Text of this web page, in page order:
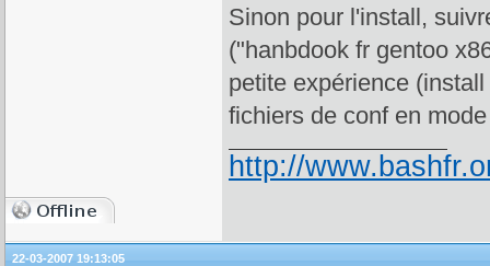
Sinon pour l'install,
("hanbdook fr gentoo
petite expérience
fichiers de conf en
http://
22-03-2007 19:13:05